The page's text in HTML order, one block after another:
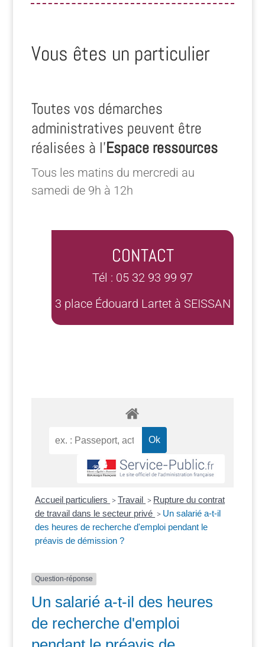
Vous êtes un particulier
Toutes vos démarches
administratives peuvent être
réalisées à l’Espace ressources
Tous les matins du mercredi au
samedi de 9h à 12h
CONTACT
Tél : 05 32 93 99 97
3 place Édouard Lartet à SEISSAN
Accueil particuliers > Travail > Rupture du contrat
de travail dans le secteur privé > Un salarié a-t-il
des heures de recherche d'emploi pendant le
préavis de démission ?
Question-réponse
Un salarié a-t-il des heures
de recherche d'emploi